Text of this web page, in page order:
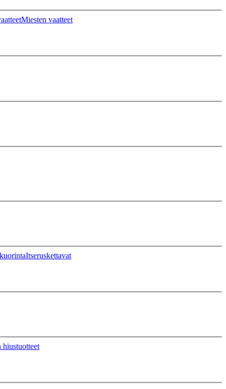
Miesten vaatteet
Itseruskettavat
hiustuotteet